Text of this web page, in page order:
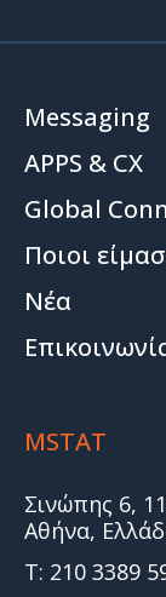
Messaging
APPS & CX
Global
Ποιοι
Νέα
MSTAT
Σινώπης 6,
Αθήνα,
T: 210 3389